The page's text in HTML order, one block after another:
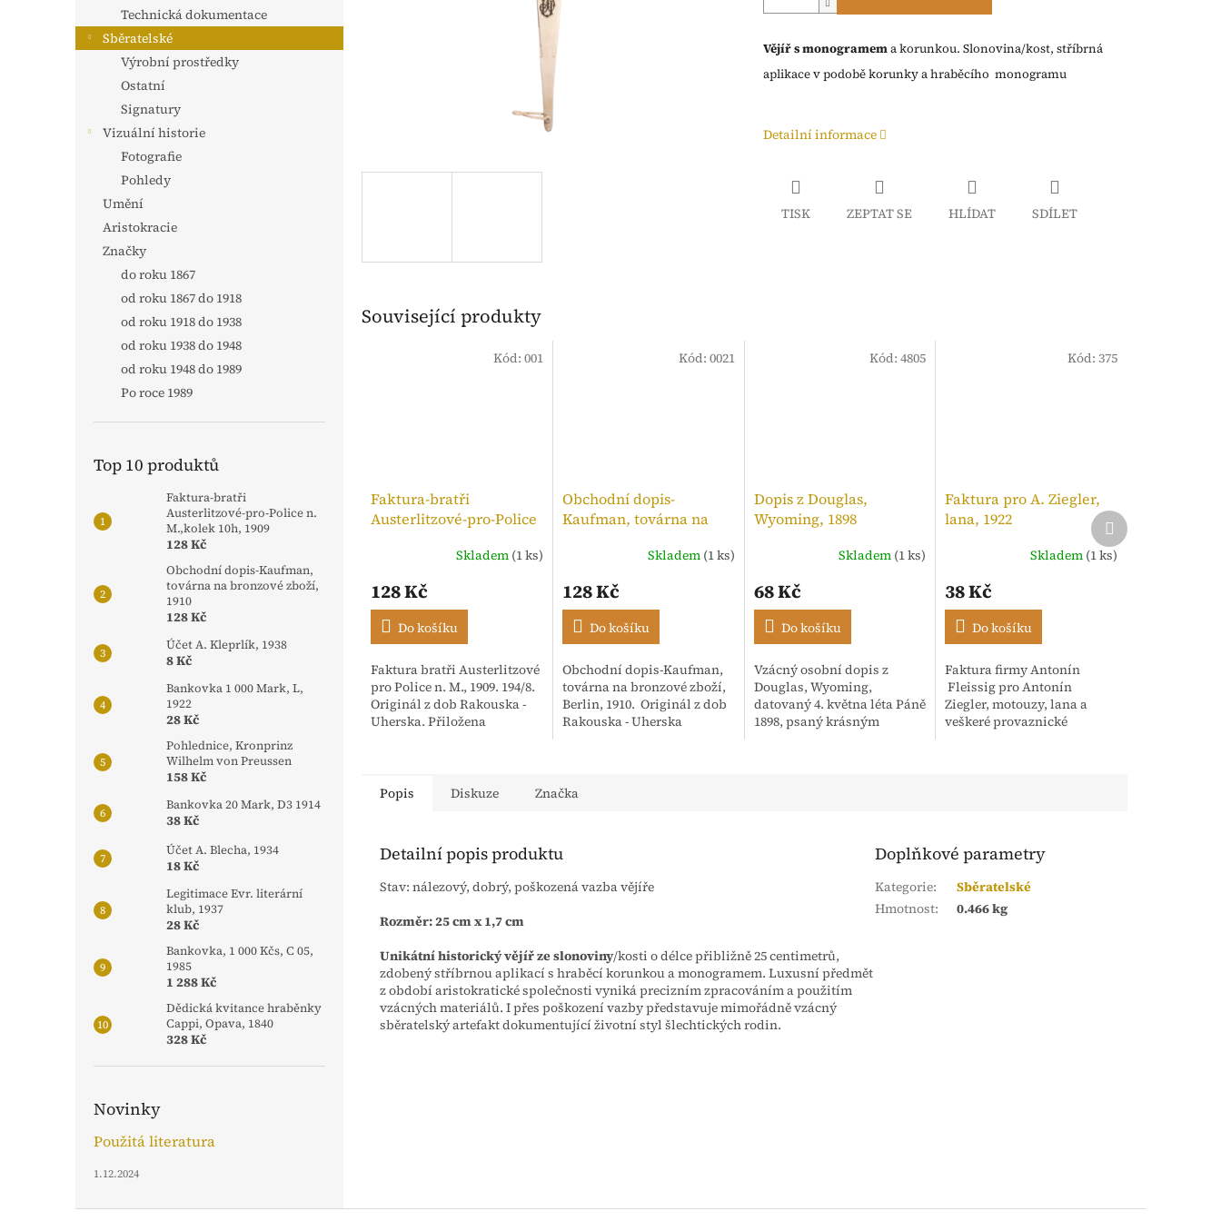
e
l
Technická dokumentace
Sběratelské
Výrobní prostředky
Ostatní
Signatury
Vizuální historie
Fotografie
Pohledy
Umění
Aristokracie
Značky
do roku 1867
od roku 1867 do 1918
od roku 1918 do 1938
od roku 1938 do 1948
od roku 1948 do 1989
Po roce 1989
Top 10 produktů
Faktura-bratři
Austerlitzové-pro-Police n.
M.,kolek 10h, 1909
128 Kč
Obchodní dopis-Kaufman,
továrna na bronzové zboží,
1910
128 Kč
Účet A. Kleprlík, 1938
8 Kč
Bankovka 1 000 Mark, L,
1922
28 Kč
Pohlednice, Kronprinz
Wilhelm von Preussen
158 Kč
Bankovka 20 Mark, D3 1914
38 Kč
Účet A. Blecha, 1934
18 Kč
Legitimace Evr. literární
klub, 1937
28 Kč
Bankovka, 1 000 Kčs, C 05,
1985
1 288 Kč
Dědická kvitance hraběnky
Cappi, Opava, 1840
328 Kč
Novinky
Použitá literatura
1.12.2024
Vějíř s monogramema korunkou. Slonovina/kost, stříbrná
aplikace v podobě korunky a hraběcího monogramu
Detailní informace
TISK ZEPTAT SE HLÍDAT SDÍLET
Související produkty
Faktura-bratři
Austerlitzové-pro-Police
Skladem (1 ks)
128 Kč
Do košíku
Faktura bratři Austerlitzové
pro Police n. M., 1909. 194/8.
Originál z dob Rakouska -
Uherska. Přiložena
Kód: 001
Obchodní dopis-
Kaufman, továrna na
Skladem (1 ks)
128 Kč
Do košíku
Obchodní dopis-Kaufman,
továrna na bronzové zboží,
Berlin, 1910. Originál z dob
Rakouska - Uherska
Kód: 0021
Dopis z Douglas,
Wyoming, 1898
produktu
je
5,0
z
5
hvězdiček.
Skladem (1 ks)
68 Kč
Do košíku
Vzácný osobní dopis z
Douglas, Wyoming,
datovaný 4. května léta Páně
1898, psaný krásným
Kód:4805
Faktura pro A. Ziegler,
lana, 1922
Skladem (1 ks)
38 Kč
Do košíku
Faktura firmy Antonín
Fleissig pro Antonín
Ziegler, motouzy, lana a
veškeré provaznické
Kód: 375
Další
produkt
Popis Diskuze Značka
Detailní popis produktu
Stav: nálezový, dobrý, poškozená vazba vějíře
Rozměr: 25 cm x 1,7 cm
Unikátní historický vějíř ze slonoviny/kosti o délce přibližně 25 centimetrů,
zdobený stříbrnou aplikací s hraběcí korunkou a monogramem. Luxusní předmět
z období aristokratické společnosti vyniká precizním zpracováním a použitím
vzácných materiálů. I přes poškození vazby představuje mimořádně vzácný
sběratelský artefakt dokumentující životní styl šlechtických rodin.
Doplňkové parametry
Kategorie:
Sběratelské
Hmotnost: 0.466 kg